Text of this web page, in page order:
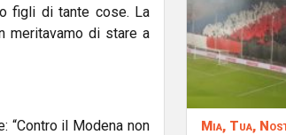
figli di tante cose. La
meritavamo di stare a
“Contro il Modena non
Mia, Tua,